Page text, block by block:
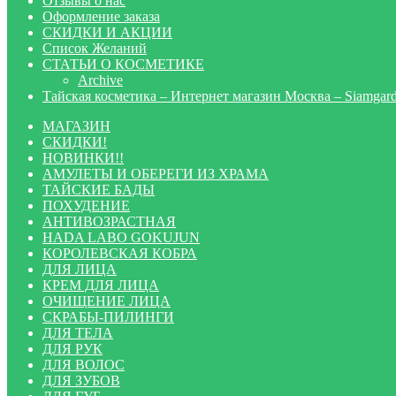
Оформление заказа
СКИДКИ И АКЦИИ
Список Желаний
СТАТЬИ О КОСМЕТИКЕ
Archive
Тайская косметика – Интернет магазин Москва –
МАГАЗИН
СКИДКИ!
НОВИНКИ!!
АМУЛЕТЫ И ОБЕРЕГИ ИЗ ХРАМА
ТАЙСКИЕ БАДЫ
ПОХУДЕНИЕ
АНТИВОЗРАСТНАЯ
HADA LABO GOKUJUN
КОРОЛЕВСКАЯ КОБРА
ДЛЯ ЛИЦА
КРЕМ ДЛЯ ЛИЦА
ОЧИЩЕНИЕ ЛИЦА
СКРАБЫ-ПИЛИНГИ
ДЛЯ ТЕЛА
ДЛЯ РУК
ДЛЯ ВОЛОС
ДЛЯ ЗУБОВ